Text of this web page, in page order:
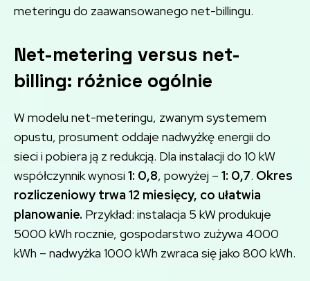
meteringu do zaawansowanego net-billingu.
Net-metering versus net-
billing: różnice ogólnie
W modelu net-meteringu, zwanym systemem
opustu, prosument oddaje nadwyżkę energii do
sieci i pobiera ją z redukcją. Dla instalacji do 10 kW
współczynnik wynosi 1: 0,8, powyżej – 1: 0,7. Okres
rozliczeniowy trwa 12 miesięcy, co ułatwia
planowanie. Przykład: instalacja 5 kW produkuje
5000 kWh rocznie, gospodarstwo zużywa 4000
kWh – nadwyżka 1000 kWh zwraca się jako 800 kWh.